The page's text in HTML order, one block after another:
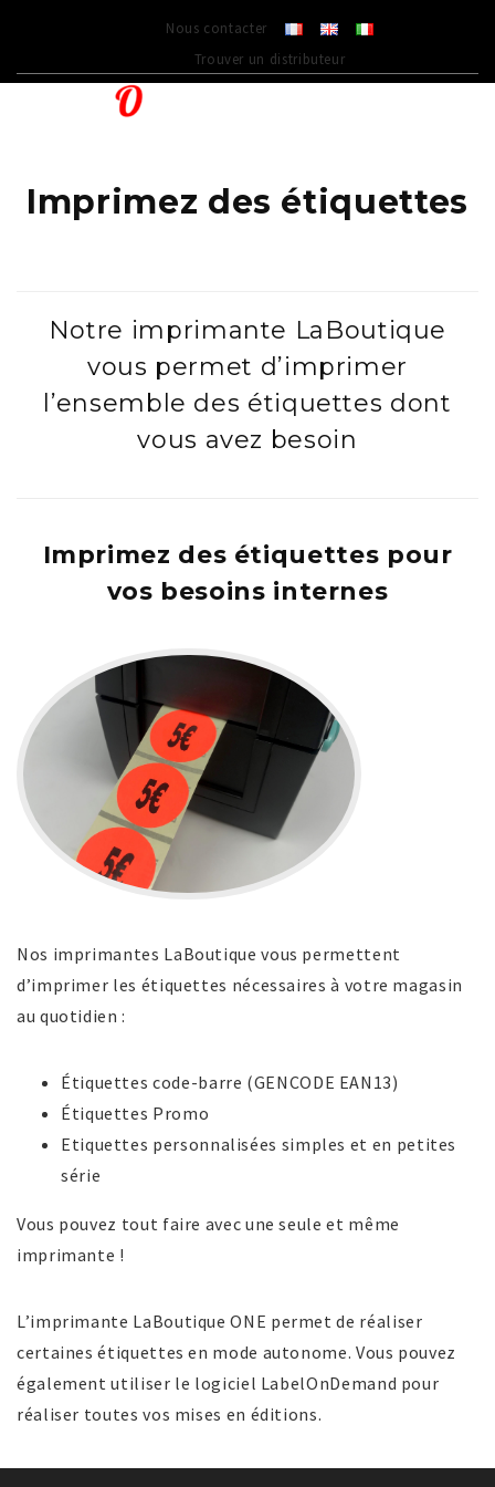
Nous contacter
Trouver un distributeur
Imprimez des étiquettes
Notre imprimante LaBoutique
vous permet d’imprimer
l’ensemble des étiquettes dont
vous avez besoin
Imprimez des étiquettes pour
vos besoins internes
Nos imprimantes LaBoutique vous permettent
d’imprimer les étiquettes nécessaires à votre magasin
au quotidien :
Étiquettes code-barre (GENCODE EAN13)
Étiquettes Promo
Etiquettes personnalisées simples et en petites
série
Vous pouvez tout faire avec une seule et même
imprimante !
L’imprimante LaBoutique ONE permet de réaliser
certaines étiquettes en mode autonome. Vous pouvez
également utiliser le logiciel LabelOnDemand pour
réaliser toutes vos mises en éditions.